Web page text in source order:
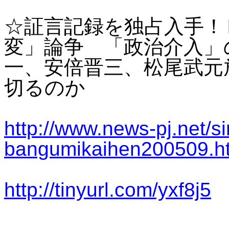
☆証言記録を独占入手
変」論争 「政治介入
一、安倍晋三、松尾武
切るのか
http://www.news-pj.net/
http://tinyurl.com/yxf8j5